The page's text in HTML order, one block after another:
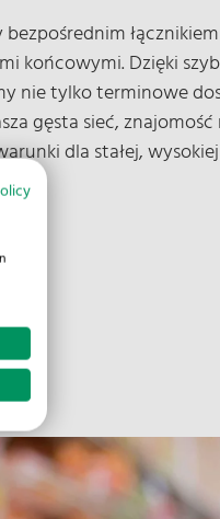
końcowymi. Dzięki
nie tylko terminowe
gęsta sieć,
dla stałej, wysokiej